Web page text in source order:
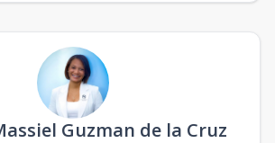
Guzman de la Cruz